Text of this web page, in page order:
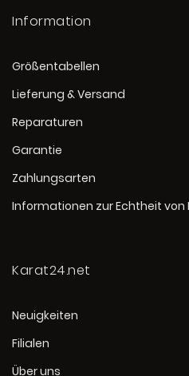
Information
Größentabellen
Lieferung & Versand
Reparaturen
Garantie
Zahlungsarten
Informationen zur Echtheit
Karat24.net
Neuigkeiten
Filialen
Über uns